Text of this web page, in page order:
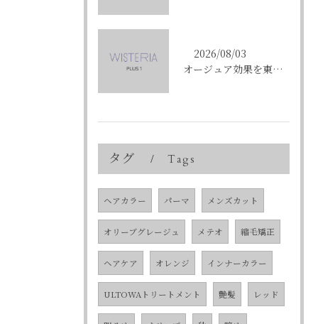
2026/08/03
オージュア効果を東京都中央区銀座で実感する選び方と購入ポイント
タグ Tags
ヘアカラー パーマ メンズカット
オリーブグレージュ メテオ 縮毛矯正
ヘアケア オレンジ インナーカラー
ULTOWAトリートメント 艶髪 レッド